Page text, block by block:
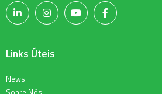
Links Úteis
News